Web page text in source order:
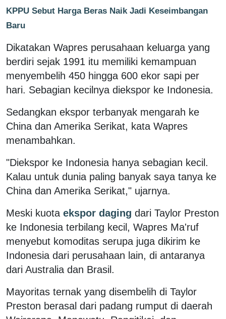
KPPU Sebut Harga Beras Naik Jadi Keseimbangan
Baru
Dikatakan Wapres perusahaan keluarga yang
berdiri sejak 1991 itu memiliki kemampuan
menyembelih 450 hingga 600 ekor sapi per
hari. Sebagian kecilnya diekspor ke Indonesia.
Sedangkan ekspor terbanyak mengarah ke
China dan Amerika Serikat, kata Wapres
menambahkan.
"Diekspor ke Indonesia hanya sebagian kecil.
Kalau untuk dunia paling banyak saya tanya ke
China dan Amerika Serikat," ujarnya.
Meski kuota ekspor daging dari Taylor Preston
ke Indonesia terbilang kecil, Wapres Ma'ruf
menyebut komoditas serupa juga dikirim ke
Indonesia dari perusahaan lain, di antaranya
dari Australia dan Brasil.
Mayoritas ternak yang disembelih di Taylor
Preston berasal dari padang rumput di daerah